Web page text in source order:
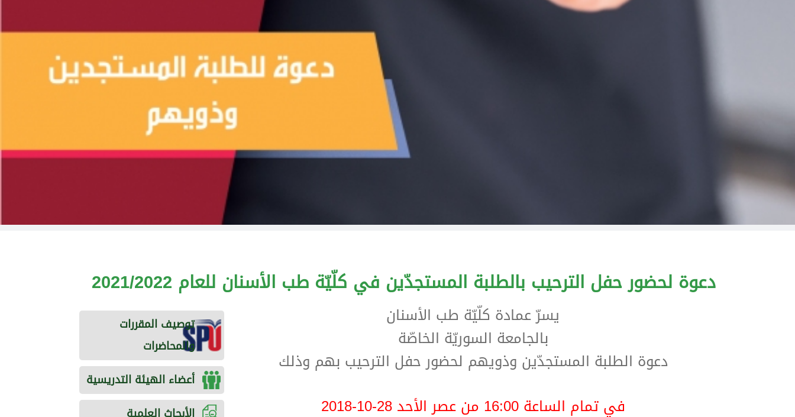
دعوة لحضور حفل الترحيب بالطلبة المستجدّين في كلّيّة طب الأسنان للعام 2021/2022
توصيف المقررات
والمحاضرات
أعضاء الهيئة التدريسية
يسرّ عمادة كلّيّة طب الأسنان
بالجامعة السوريّة الخاصّة
دعوة الطلبة المستجدّين وذويهم لحضور حفل الترحيب بهم وذلك
في تمام الساعة 16:00 من عصر الأحد 28-10-2018